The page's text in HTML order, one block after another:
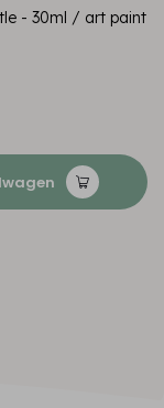
- 30ml / art paint